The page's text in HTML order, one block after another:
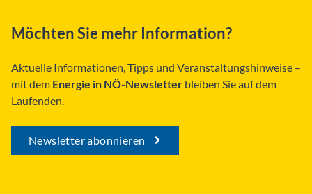
Möchten Sie mehr Information?
Aktuelle Informationen, Tipps und Veranstaltungshinweise –
mit dem Energie in NÖ-Newsletter bleiben Sie auf dem
Laufenden.
Newsletter abonnieren